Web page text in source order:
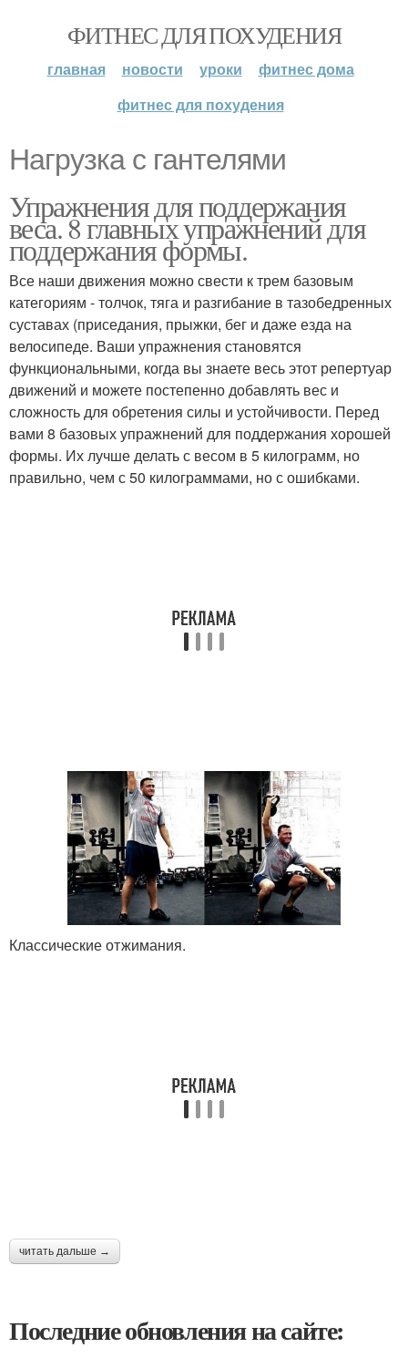
ФИТНЕС ДЛЯ ПОХУДЕНИЯ
главная новости уроки
фитнес дома
фитнес для похудения
Нагрузка с гантелями
Упражнения для поддержания
веса. 8 главных упражнений для
поддержания формы.
Все наши движения можно свести к трем базовым
категориям - толчок, тяга и разгибание в тазобедренных
суставах (приседания, прыжки, бег и даже езда на
велосипеде. Ваши упражнения становятся
функциональными, когда вы знаете весь этот репертуар
движений и можете постепенно добавлять вес и
сложность для обретения силы и устойчивости. Перед
вами 8 базовых упражнений для поддержания хорошей
формы. Их лучше делать с весом в 5 килограмм, но
правильно, чем с 50 килограммами, но с ошибками.
Классические отжимания.
читать дальше →
Последние обновления на сайте: